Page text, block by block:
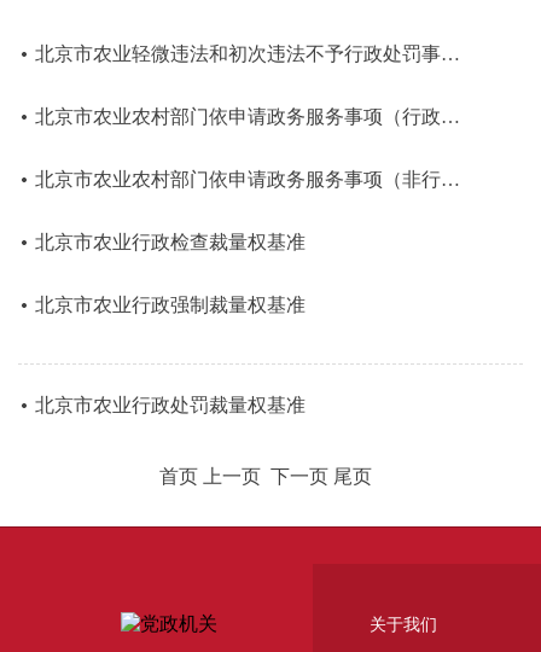
北京市农业轻微违法和初次违法不予行政处罚事项清单
北京市农业农村部门依申请政务服务事项（行政许可）裁量权基准
北京市农业农村部门依申请政务服务事项（非行政许可）裁量权基准
北京市农业行政检查裁量权基准
北京市农业行政强制裁量权基准
北京市农业行政处罚裁量权基准
首页 上一页 下一页 尾页
关于我们